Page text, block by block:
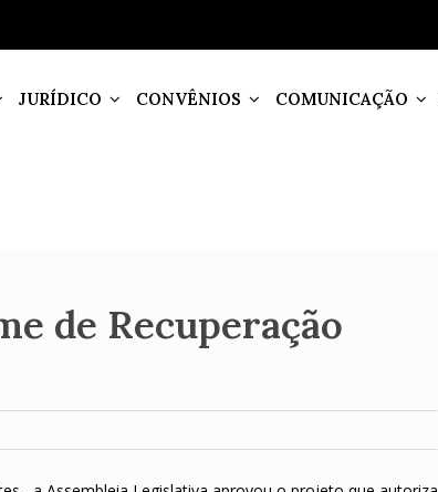
JURÍDICO CONVÊNIOS COMUNICAÇÃO
de Recuperação